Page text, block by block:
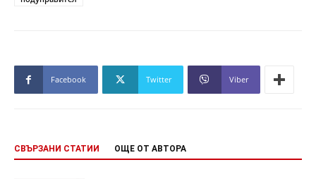
Facebook Twitter Viber
СВЪРЗАНИ СТАТИИ ОЩЕ ОТ АВТОРА